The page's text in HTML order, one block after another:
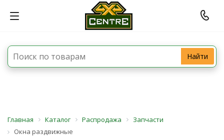
Найти
Главная Каталог Распродажа
Запчасти
Окна раздвижные